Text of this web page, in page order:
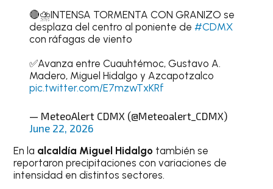
🔴⛈️INTENSA TORMENTA CON GRANIZO se
desplaza del centro al poniente de #CDMX
con ráfagas de viento
✅Avanza entre Cuauhtémoc, Gustavo A.
Madero, Miguel Hidalgo y Azcapotzalco
pic.twitter.com/E7mzwTxKRf
— MeteoAlert CDMX (@Meteoalert_CDMX)
June 22, 2026
En la alcaldía Miguel Hidalgo también se
reportaron precipitaciones con variaciones de
intensidad en distintos sectores.